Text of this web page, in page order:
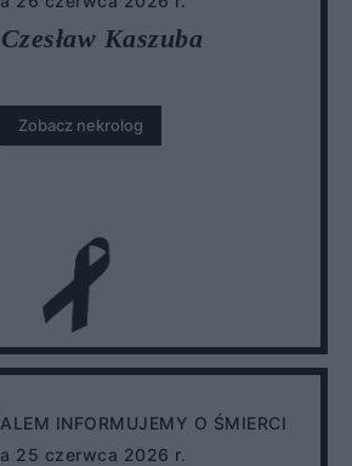
Kaszuba
Zobacz nekrolog
INFORMUJEMY O ŚMIERCI
25 czerwca 2026 r.